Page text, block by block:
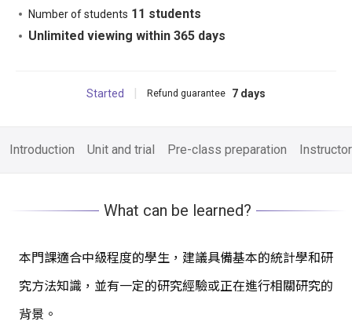
Number of students 11 students
Unlimited viewing within 365 days
Started Refund guarantee 7 days
Introduction Unit and trial Pre-class preparation Instructor
What can be learned?
本門課適合中級程度的學生，建議具備基本的統計學和研
究方法知識，並有一定的研究經驗或正在進行相關研究的
背景。